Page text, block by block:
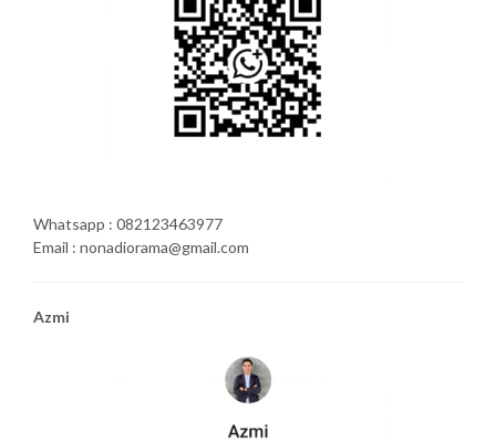
Whatsapp : 082123463977
Email : nonadiorama@gmail.com
Azmi